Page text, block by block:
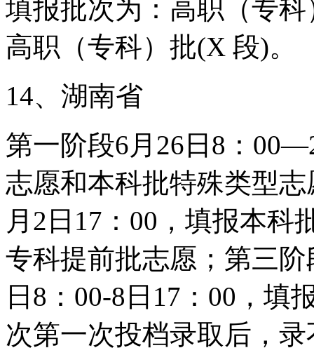
填报批次为：高职（专
高职（专科）批(X 段)。
14、湖南省
第一阶段6月26日8：
志愿和本科批特殊类型
月2日17：00，填报本科
专科提前批志愿；第三
日8：00-8日17：00，填
次第一次投档录取后，